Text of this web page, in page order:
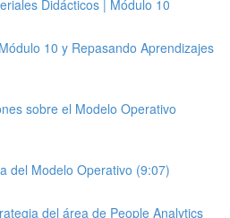
Didácticos | Módulo 10
10 y Repasando Aprendizajes
sobre el Modelo Operativo
del Modelo Operativo (9:07)
del área de People Analytics